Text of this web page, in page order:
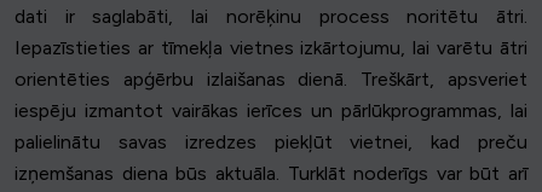
dati ir saglabāti, lai norēķinu process noritētu ātri.
Iepazīstieties ar tīmekļa vietnes izkārtojumu, lai varētu ātri
orientēties apģērbu izlaišanas dienā. Treškārt, apsveriet
iespēju izmantot vairākas ierīces un pārlūkprogrammas, lai
palielinātu savas izredzes piekļūt vietnei, kad preču
izņemšanas diena būs aktuāla. Turklāt noderīgs var būt arī